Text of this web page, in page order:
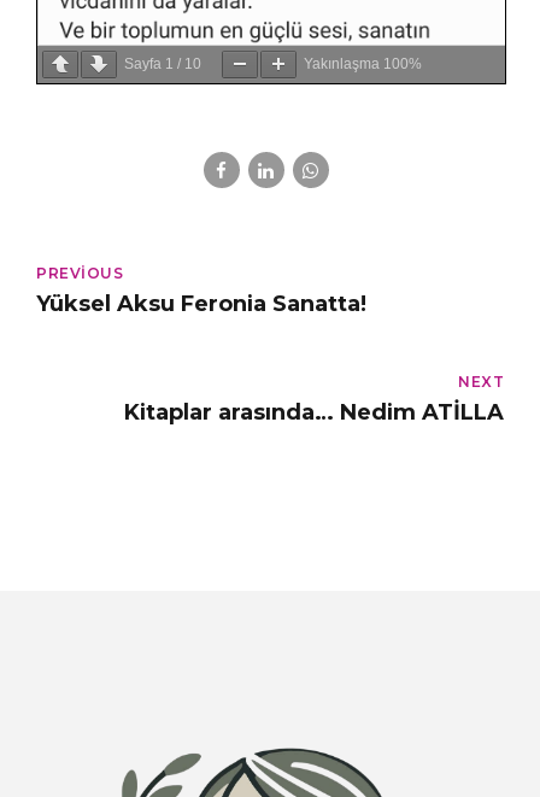
Sayfa 1 / 10 Yakınlaşma 100%
PREVIOUS
Yüksel Aksu Feronia Sanatta!
NEXT
Kitaplar arasında… Nedim ATİLLA